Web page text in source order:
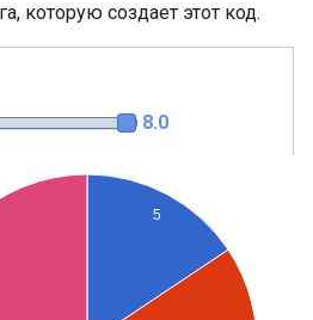
которую создает этот код.